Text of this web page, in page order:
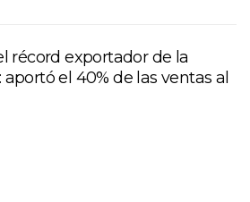
récord exportador de la
el 40% de las ventas al